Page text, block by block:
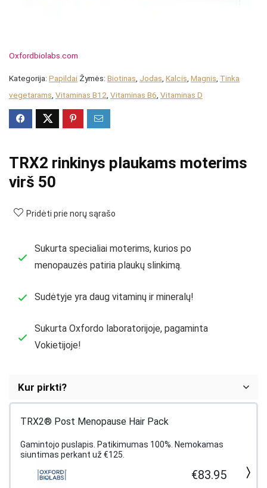
Oxfordbiolabs.com
Kategorija: Papildai Žymės: Biotinas Jodas Kalcis Magnis Tinka
vegetarams Vitaminas B12 Vitaminas B6 Vitaminas D
TRX2 rinkinys plaukams moterims
virš 50
Pridėti prie norų sąrašo
Sukurta specialiai moterims, kurios po
menopauzės patiria plaukų slinkimą.
Sudėtyje yra daug vitaminų ir mineralų!
Sukurta Oxfordo laboratorijoje, pagaminta
Vokietijoje!
Kur pirkti?
TRX2® Post Menopause Hair Pack
Gamintojo puslapis. Patikimumas 100%. Nemokamas
siuntimas perkant už €125.
€83.95